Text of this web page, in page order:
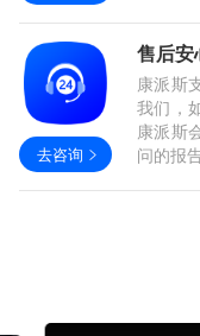
去咨询
售后安
康派斯
我们，
康派斯
问的报